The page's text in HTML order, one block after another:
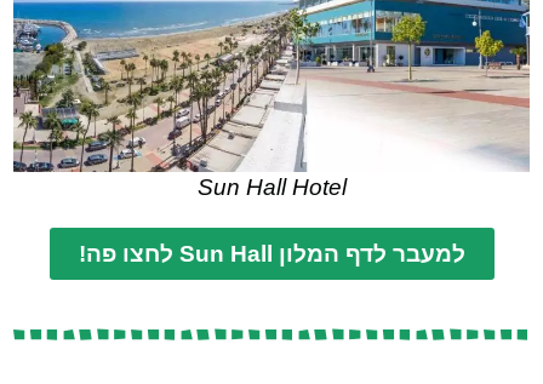
Sun Hall Hotel
למעבר לדף המלון Sun Hall לחצו פה!